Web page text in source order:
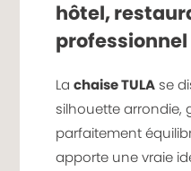
hôtel,
professionnel
Lachaise TULA se
silhouette arrondie,
parfaitement
apporte une vraie